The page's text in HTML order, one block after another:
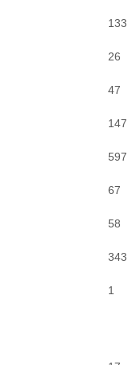
133
26
47
147
597
67
58
343
1